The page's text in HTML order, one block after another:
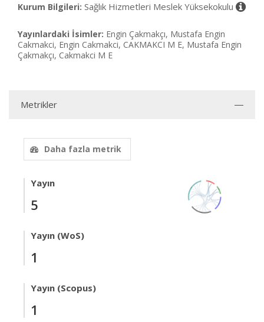
Kurum Bilgileri: Sağlık Hizmetleri Meslek Yüksekokulu
Yayınlardaki İsimler: Engin Çakmakçı, Mustafa Engin
Cakmakci, Engin Cakmakci, CAKMAKCI M E, Mustafa Engin
Çakmakçı, Cakmakci M E
Metrikler
Daha fazla metrik
Yayın
5
Yayın (WoS)
1
Yayın (Scopus)
1